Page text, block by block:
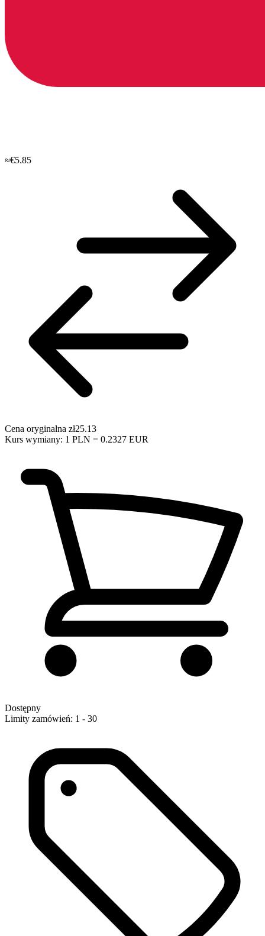
≈€5.85
Cena oryginalna zł25.13
Kurs wymiany: 1 PLN = 0.2327 EUR
Dostępny
Limity zamówień: 1 - 30